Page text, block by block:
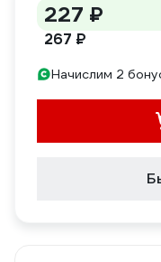
227 ₽
267 ₽
Начислим 2